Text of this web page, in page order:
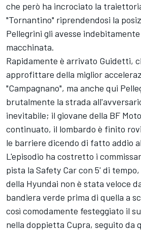
che però ha incrociato la
"Tornantino" riprendendosi la
Pellegrini gli avesse
macchinata.
Rapidamente è arrivato Guidetti,
approfittare della miglior
"Campagnano", ma anche qui
brutalmente la strada
inevitabile; il giovane della BF
continuato, il lombardo è finito
le barriere dicendo di fatto addio
L'episodio ha costretto i
pista la Safety Car con 5' di
della Hyundai non è stata veloce
bandiera verde prima di quella a
così comodamente festeggiato il
nella doppietta Cupra, seguito da